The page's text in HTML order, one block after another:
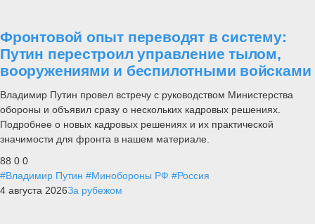
Фронтовой опыт переводят в систему:
Путин перестроил управление тылом,
вооружениями и беспилотными войсками
Владимир Путин провел встречу с руководством Министерства
обороны и объявил сразу о нескольких кадровых решениях.
Подробнее о новых кадровых решениях и их практической
значимости для фронта в нашем материале.
88 0 0
#Владимир Путин #Минобороны РФ #Россия
4 августа 2026За рубежом